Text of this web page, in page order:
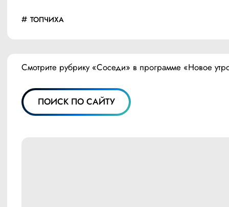
ТОПЧИХА
Смотрите рубрику «Соседи» в программе «Новое
ПОИСК ПО САЙТУ